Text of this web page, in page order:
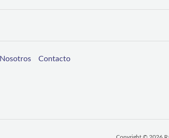
Nosotros Contacto